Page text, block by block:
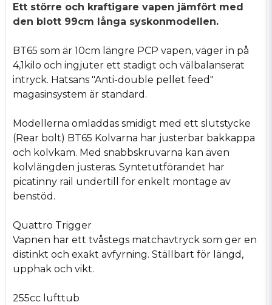
Ett större och kraftigare vapen jämfört med
den blott 99cm långa syskonmodellen.
BT65 som är 10cm längre PCP vapen, väger in på
4,1kilo och ingjuter ett stadigt och välbalanserat
intryck. Hatsans "Anti-double pellet feed"
magasinsystem är standard.
Modellerna omladdas smidigt med ett slutstycke
(Rear bolt) BT65 Kolvarna har justerbar bakkappa
och kolvkam. Med snabbskruvarna kan även
kolvlängden justeras. Syntetutförandet har
picatinny rail undertill för enkelt montage av
benstöd.
Quattro Trigger
Vapnen har ett tvåstegs matchavtryck som ger en
distinkt och exakt avfyrning. Ställbart för längd,
upphak och vikt.
255cc lufttub